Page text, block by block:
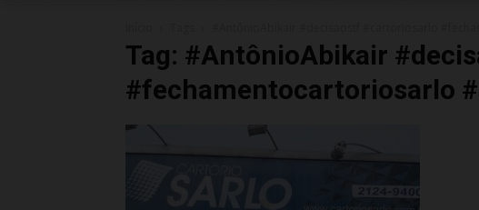
Tag: #AntônioAbikair
#fechamentocartoriosarlo